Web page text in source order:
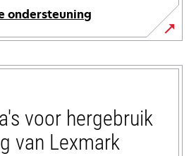
ondersteuning
voor hergebruik
van Lexmark